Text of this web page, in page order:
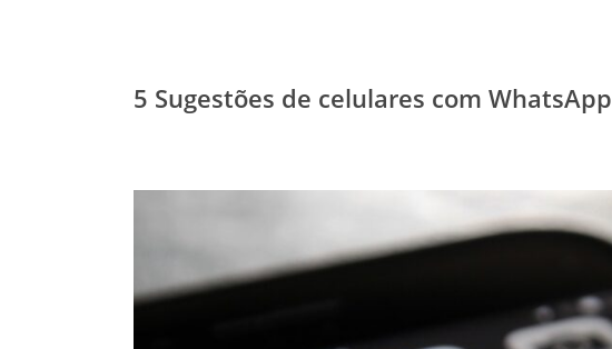
5 Sugestões de celulares com WhatsApp